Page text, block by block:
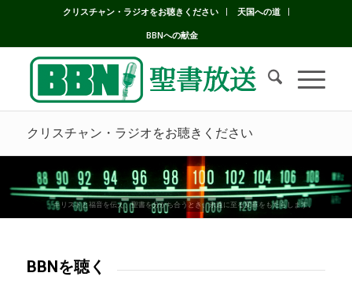
クリスチャン・ラジオをお聴きください
天国への道
BBNへの献金
クリスチャン・ラジオをお聴きください
キリストと福音を伝え、聖書を分かち合うとき、永遠に至る変革をもたらします。
BBNを聴く